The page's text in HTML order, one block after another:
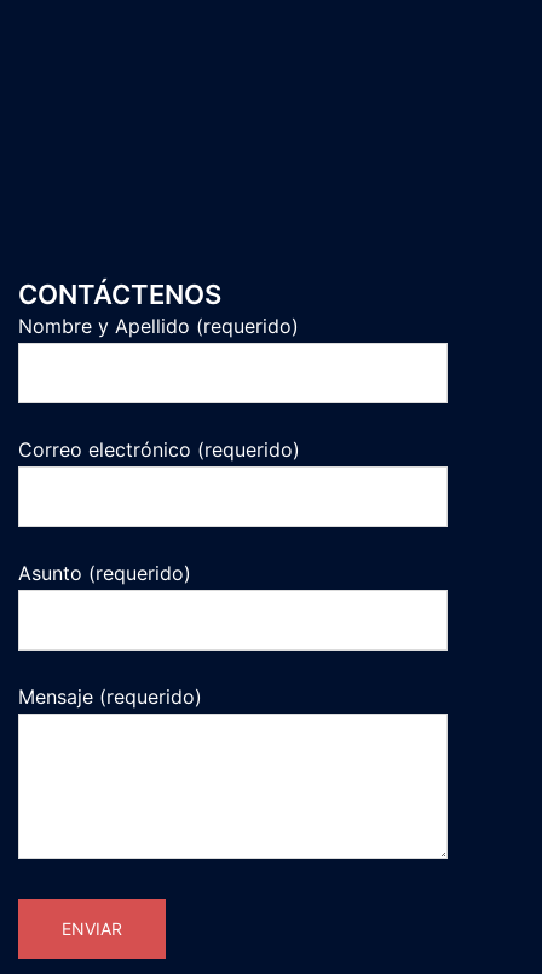
CONTÁCTENOS
Nombre y Apellido (requerido)
Correo electrónico (requerido)
Asunto (requerido)
Mensaje (requerido)